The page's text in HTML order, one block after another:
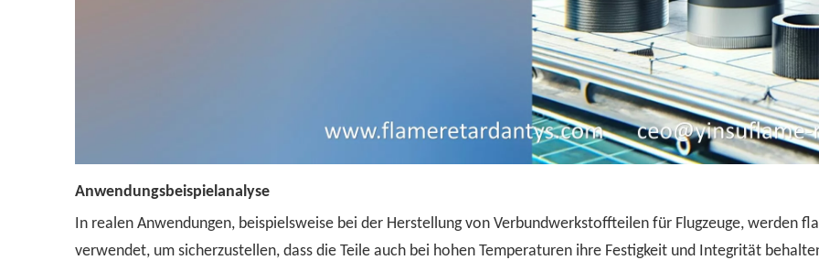
Anwendungsbeispielanalyse
In realen Anwendungen, beispielsweise bei der Herstellung von Verbundwerkstoffteilen für Flugzeuge, werden
verwendet, um sicherzustellen, dass die Teile auch bei hohen Temperaturen ihre Festigkeit und Integrität